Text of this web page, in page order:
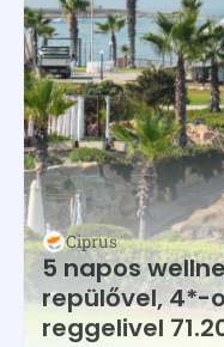
Ciprus
5 napos
repülővel, 4*-
reggelivel